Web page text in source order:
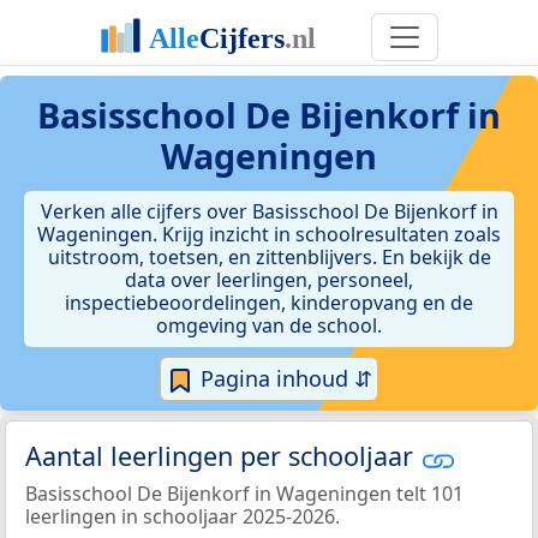
Basisschool De Bijenkorf in
Wageningen
Verken alle cijfers over Basisschool De Bijenkorf in
Wageningen. Krijg inzicht in schoolresultaten zoals
uitstroom, toetsen, en zittenblijvers. En bekijk de
data over leerlingen, personeel,
inspectiebeoordelingen, kinderopvang en de
omgeving van de school.
Pagina inhoud ⇵
Aantal leerlingen per schooljaar
Basisschool De Bijenkorf in Wageningen telt 101
leerlingen in schooljaar 2025-2026.